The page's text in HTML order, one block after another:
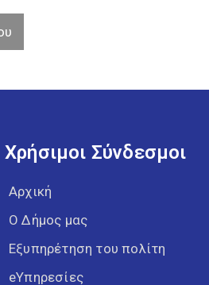
Χρήσιμοι Σύνδεσμοι
Αρχική
Ο Δήμος μας
Εξυπηρέτηση του πολίτη
eΥπηρεσίες